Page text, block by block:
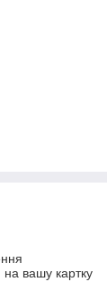
на вашу картку